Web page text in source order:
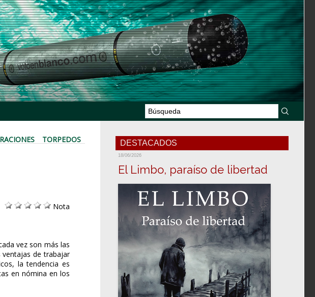
TORPEDOS
Nota
vez son más las
ventajas de trabajar
la tendencia es
en nómina en los
DESTACADOS
18/06/2026
El Limbo, paraíso de libertad